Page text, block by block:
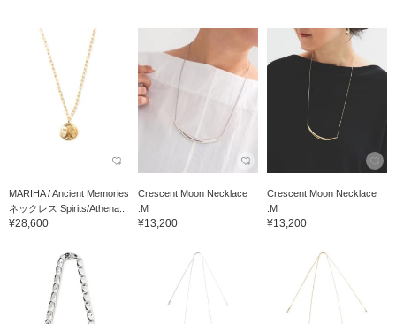
MARIHA / Ancient Memories
ネックレス Spirits/Athena...
¥28,600
Crescent Moon Necklace
.M
¥13,200
Crescent Moon Necklace
.M
¥13,200